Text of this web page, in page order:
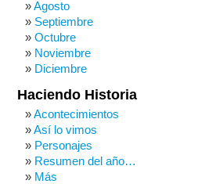
Agosto
Septiembre
Octubre
Noviembre
Diciembre
Haciendo Historia
Acontecimientos
Así lo vimos
Personajes
Resumen del año…
Más